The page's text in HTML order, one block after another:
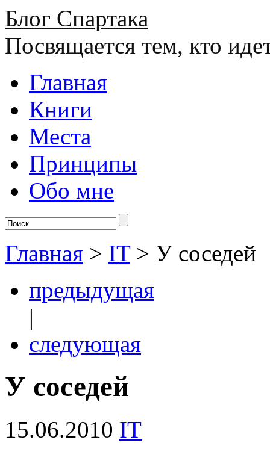
Блог Спартака
Посвящается тем, кто
Главная
Книги
Места
Принципы
Обо мне
Главная > IT> У соседей
предыдущая
|
следующая
У соседей
15.06.2010 IT